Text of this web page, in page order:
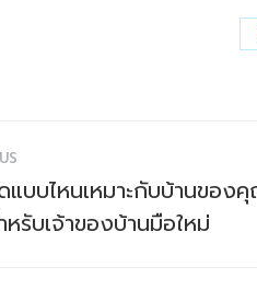
แบบไหนเหมาะกับบ้านของ
รับเจ้าของบ้านมือใหม่